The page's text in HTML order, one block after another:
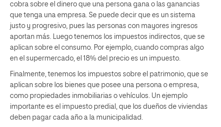
cobra sobre el dinero que una persona gana o las ganancias
que tenga una empresa. Se puede decir que es un sistema
justo y progresivo, pues las personas con mayores ingresos
aportan más. Luego tenemos los impuestos indirectos, que se
aplican sobre el consumo. Por ejemplo, cuando compras algo
en el supermercado, el 18% del precio es un impuesto.
Finalmente, tenemos los impuestos sobre el patrimonio, que se
aplican sobre los bienes que posee una persona o empresa,
como propiedades inmobiliarias o vehículos. Un ejemplo
importante es el impuesto predial, que los dueños de viviendas
deben pagar cada año a la municipalidad.